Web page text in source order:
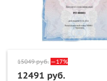
15049руб. —17%
12491 руб.